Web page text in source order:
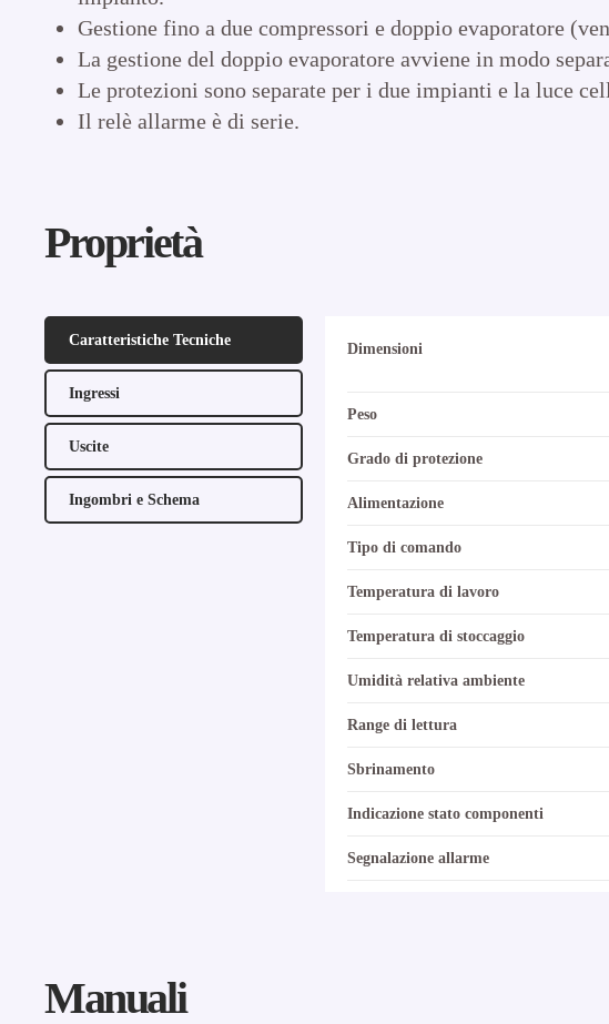
Gestione fino a due compressori e doppio evaporatore
La gestione del doppio evaporatore avviene in modo
Le protezioni sono separate per i due impianti e la luce
Il relè allarme è di serie.
Proprietà
Dimensioni
Peso
Grado di protezione
Alimentazione
Tipo di comando
Temperatura di lavoro
Temperatura di stoccaggio
Umidità relativa ambiente
Range di lettura
Sbrinamento
Indicazione stato componenti
Segnalazione allarme
Caratteristiche Tecniche
Ingressi
Uscite
Ingombri e Schema
Manuali